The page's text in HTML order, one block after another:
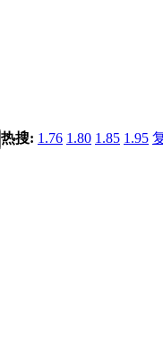
热搜: 1.76 1.80 1.85 1.95